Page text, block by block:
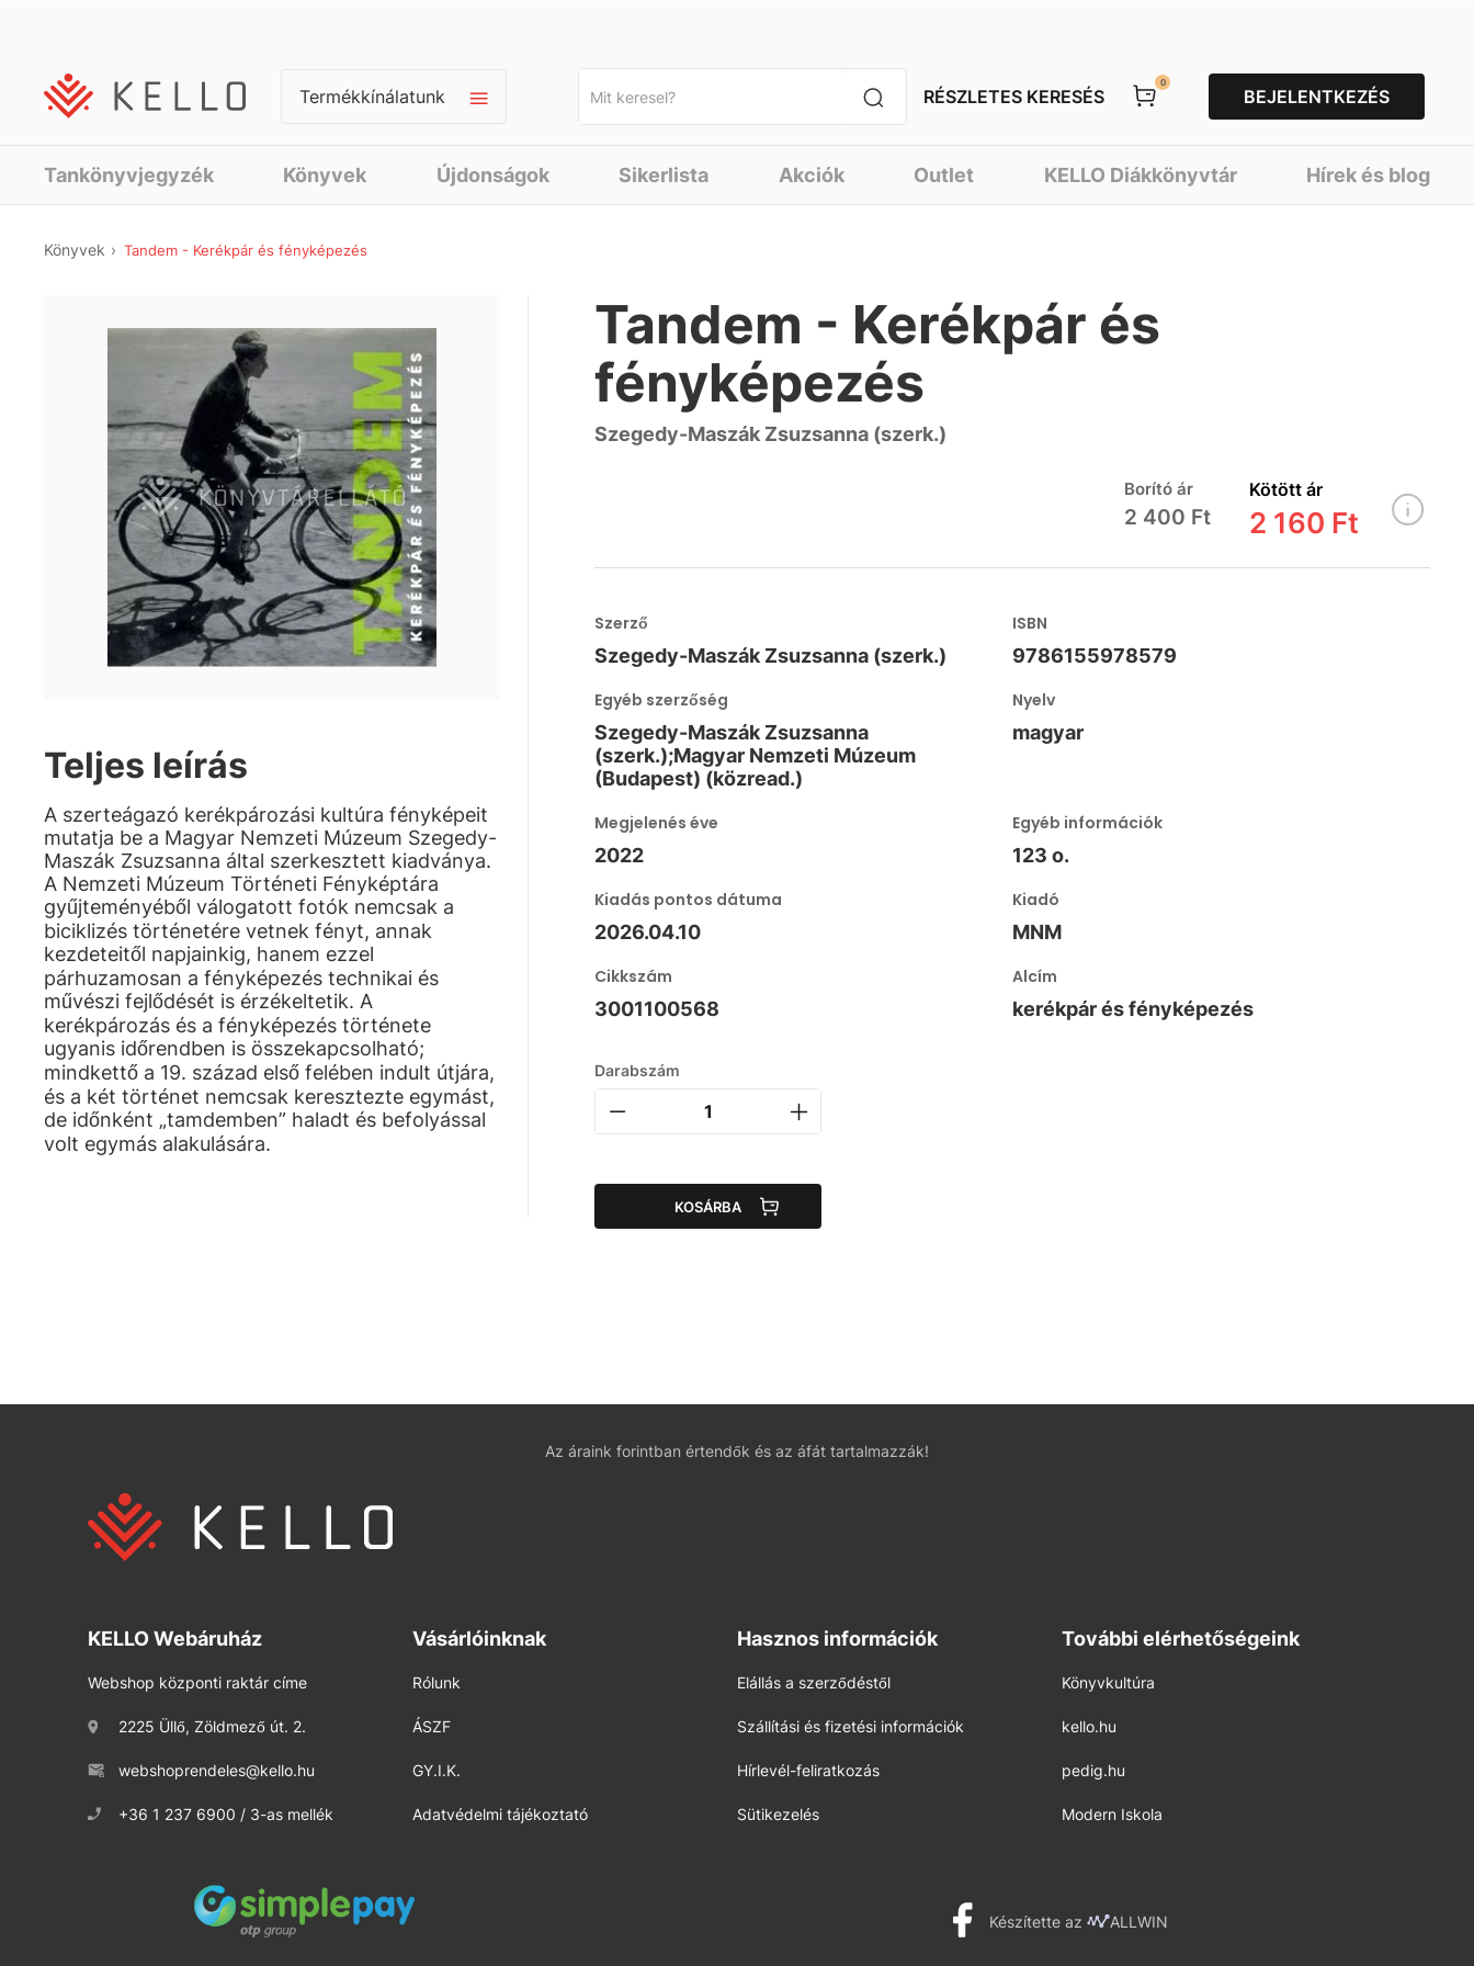
Termékkínálatunk RÉSZLETES KERESÉS
0
BEJELENTKEZÉS
Tankönyvjegyzék Könyvek Újdonságok Sikerlista Akciók Outlet KELLO Diákkönyvtár Hírek és blog
Könyvek Tandem - Kerékpár és fényképezés
Teljes leírás
A szerteágazó kerékpározási kultúra fényképeit
mutatja be a Magyar Nemzeti Múzeum Szegedy-
Maszák Zsuzsanna által szerkesztett kiadványa.
A Nemzeti Múzeum Történeti Fényképtára
gyűjteményéből válogatott fotók nemcsak a
biciklizés történetére vetnek fényt, annak
kezdeteitől napjainkig, hanem ezzel
párhuzamosan a fényképezés technikai és
művészi fejlődését is érzékeltetik. A
kerékpározás és a fényképezés története
ugyanis időrendben is összekapcsolható;
mindkettő a 19. század első felében indult útjára,
és a két történet nemcsak keresztezte egymást,
de időnként „tamdemben” haladt és befolyással
volt egymás alakulására.
Tandem - Kerékpár és
fényképezés
Szegedy-Maszák Zsuzsanna (szerk.)
Borító ár
2 400 Ft
Kötött ár
2 160 Ft
Szerző
Szegedy-Maszák Zsuzsanna (szerk.)
ISBN
9786155978579
Egyéb szerzőség
Szegedy-Maszák Zsuzsanna
(szerk.);Magyar Nemzeti Múzeum
(Budapest) (közread.)
Nyelv
magyar
Megjelenés éve
2022
Egyéb információk
123 o.
Kiadás pontos dátuma
2026.04.10
Kiadó
MNM
Cikkszám
3001100568
Alcím
kerékpár és fényképezés
Darabszám
KOSÁRBA
Az áraink forintban értendők és az áfát tartalmazzák!
KELLO Webáruház
Webshop központi raktár címe
2225 Üllő, Zöldmező út. 2.
webshoprendeles@kello.hu
+36 1 237 6900 / 3-as mellék
Vásárlóinknak
Rólunk
ÁSZF
GY.I.K.
Adatvédelmi tájékoztató
Hasznos információk
Elállás a szerződéstől
Szállítási és fizetési információk
Hírlevél-feliratkozás
Sütikezelés
További elérhetőségeink
Könyvkultúra
kello.hu
pedig.hu
Modern Iskola
Készítette az ALLWIN